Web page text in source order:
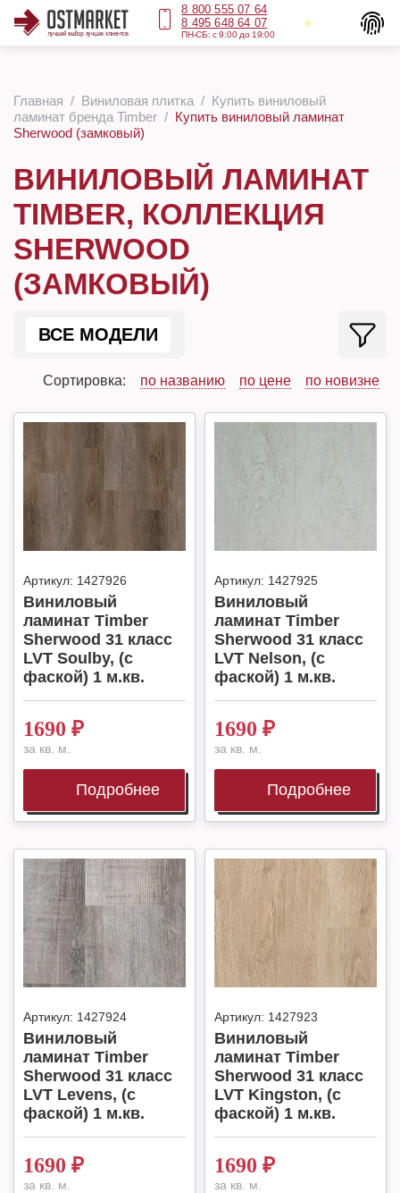
8 800 555 07 64
8 495 648 64 07
ПН-СБ: с 9:00 до 19:00
Главная Виниловая плитка
Купить виниловый
ламинат бренда Timber
Купить виниловый ламинат
Sherwood (замковый)
ВИНИЛОВЫЙ ЛАМИНАТ
TIMBER, КОЛЛЕКЦИЯ
SHERWOOD
(ЗАМКОВЫЙ)
ВСЕ МОДЕЛИ
Сортировка: по названию по цене по новизне
Артикул: 1427926
Виниловый
ламинат Timber
Sherwood 31 класс
LVT Soulby, (с
фаской) 1 м.кв.
1690 ₽
за кв. м.
Подробнее
Артикул: 1427925
Виниловый
ламинат Timber
Sherwood 31 класс
LVT Nelson, (с
фаской) 1 м.кв.
1690 ₽
за кв. м.
Подробнее
Артикул: 1427924
Виниловый
ламинат Timber
Sherwood 31 класс
LVT Levens, (с
фаской) 1 м.кв.
1690 ₽
за кв. м.
Артикул: 1427923
Виниловый
ламинат Timber
Sherwood 31 класс
LVT Kingston, (с
фаской) 1 м.кв.
1690 ₽
за кв. м.